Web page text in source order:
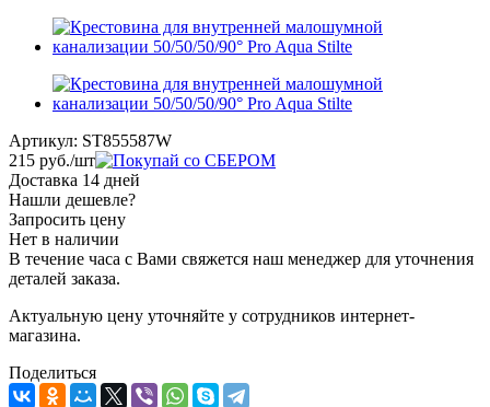
Артикул: ST855587W
215 руб./шт
Доставка 14 дней
Нашли дешевле?
Запросить цену
Нет в наличии
В течение часа с Вами свяжется наш менеджер для уточнения
деталей заказа.
Актуальную цену уточняйте у сотрудников интернет-
магазина.
Поделиться